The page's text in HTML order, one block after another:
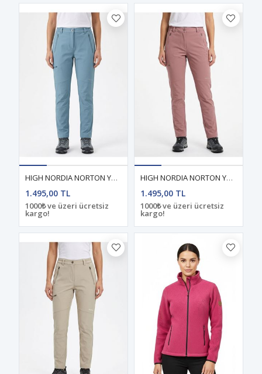
HIGH NORDIA NORTON YAZLIK KADIN PANTOLON MAVİ
1.495,00 TL
1000₺ ve üzeri ücretsiz
kargo!
HIGH NORDIA NORTON YAZLIK KADIN PANTOLON ROSE
1.495,00 TL
1000₺ ve üzeri ücretsiz
kargo!